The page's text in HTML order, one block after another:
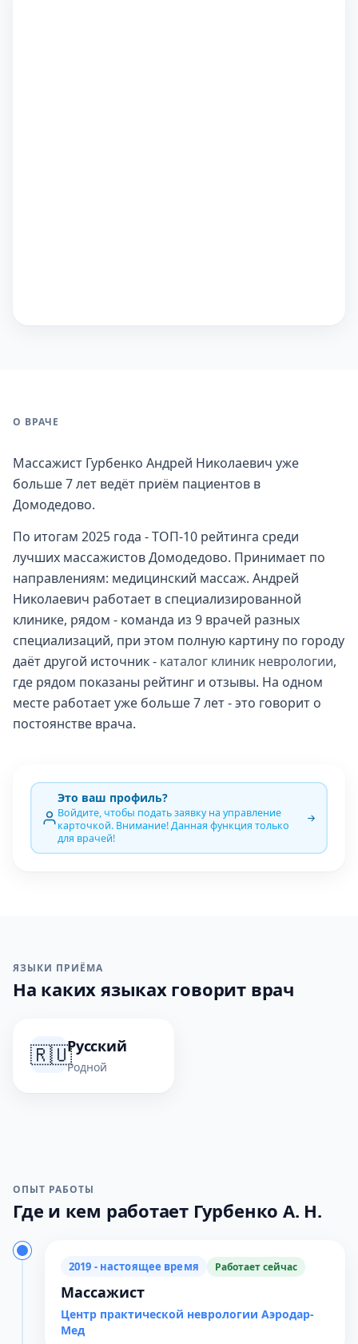
О ВРАЧЕ
Массажист Гурбенко Андрей Николаевич уже
больше 7 лет ведёт приём пациентов в
Домодедово.
По итогам 2025 года - ТОП-10 рейтинга среди
лучших массажистов Домодедово. Принимает по
направлениям: медицинский массаж. Андрей
Николаевич работает в специализированной
клинике, рядом - команда из 9 врачей разных
специализаций, при этом полную картину по городу
даёт другой источник - каталог клиник неврологии,
где рядом показаны рейтинг и отзывы. На одном
месте работает уже больше 7 лет - это говорит о
постоянстве врача.
Это ваш профиль?
Войдите, чтобы подать заявку на управление
карточкой. Внимание! Данная функция только
для врачей!
ЯЗЫКИ ПРИЁМА
На каких языках говорит врач
🇷🇺Русский
Родной
ОПЫТ РАБОТЫ
Где и кем работает Гурбенко А. Н.
2019 - настоящее время Работает сейчас
Массажист
Центр практической неврологии Аэродар-
Мед